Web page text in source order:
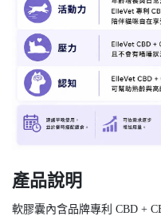
產品說明
軟膠囊內含品牌專利 CBD +